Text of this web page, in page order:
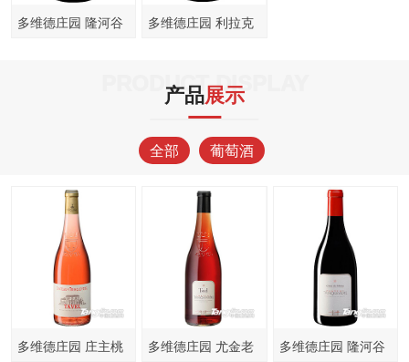
多维德庄园 隆河谷
多维德庄园 利拉克
PRODUCT DISPLAY
产品展示
全部 葡萄酒
多维德庄园 庄主桃
多维德庄园 尤金老
多维德庄园 隆河谷